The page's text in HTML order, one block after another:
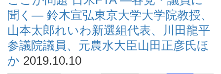
聞く― 鈴木宣弘東京大学大学院教授、
山本太郎れいわ新選組代表、川田龍平
参議院議員、元農水大臣山田正彦氏ほ
か 2019.10.10